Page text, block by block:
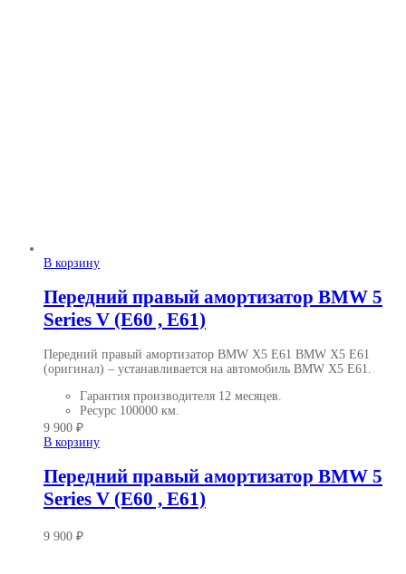
В корзину
Передний правый амортизатор BMW 5
Series V (E60 , E61)
Передний правый амортизатор BMW X5 E61 BMW X5 E61
(оригинал) – устанавливается на автомобиль BMW X5 E61.
Гарантия производителя 12 месяцев.
Ресурс 100000 км.
9 900 ₽
В корзину
Передний правый амортизатор BMW 5
Series V (E60 , E61)
9 900 ₽